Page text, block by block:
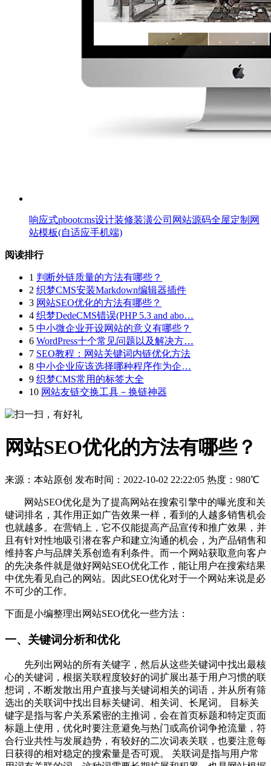
响应式pbootcms设计装修装潢公司网站源码全屋定制网
站模板(自适应手机端)
阅读排行
1 判断外链质量的方法有哪些？
2 织梦CMS安装Markdown编辑器插件
3 网站SEO优化的方法有哪些？
4 织梦DedeCMS错误(PHP 5.3 and abo…
5 中小微企业开设网站的意义有哪些？
6 WordPress十个常见问题以及解决方…
7 SEO教程：网站关键词内链优化方法
8 中小企业应该选择哪种程序作为企…
9 织梦CMS常用的标签大全
10 网站友链交换工具－换链神器
网站SEO优化的方法有哪些？
来源： 本站原创 发布时间：2022-10-02 22:22:05 热度： 980℃
网站SEO优化是为了提高网站在搜索引擎中的曝光度和关
键词排名，其作用正如广告效果一样，看到的人越多销售机会
也就越多。在营销上，它不仅能提高产品宣传和推广效果，并
且有针对性地吸引潜在客户和建立沟通的机会，为产品销售和
维持客户与品牌关系创造有利条件。而一个网站获取意向客户
的先决条件就是做好网站SEO优化工作，能让用户在搜索结果
中优先看见自己的网站。因此SEO优化对于一个网站来说是必
不可少的工作。
下面是小编整理出网站SEO优化一些方法：
一、关键词分析和优化
先列出网站的所有关键字，然后从这些关键词中找出最核
心的关键词，根据关联程度较好的词扩展出基于用户习惯的联
想词，不断发散出用户直接与关键词相关的词语，并从所有筛
选出的关联词中找出目标关键词、相关词、长尾词。 目标关
键字是指与客户关系紧密的主推词，会在首页标题和特定页面
标题上使用，优化时要注意避免与热门或高价词争抢流量，符
合行业共性与发展趋势，有较好的二次词表关联，也要注意每
日获得的相对稳定的搜索量是否可观。 关联词是指与用户常